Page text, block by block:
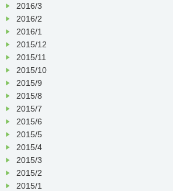
2016/3
2016/2
2016/1
2015/12
2015/11
2015/10
2015/9
2015/8
2015/7
2015/6
2015/5
2015/4
2015/3
2015/2
2015/1